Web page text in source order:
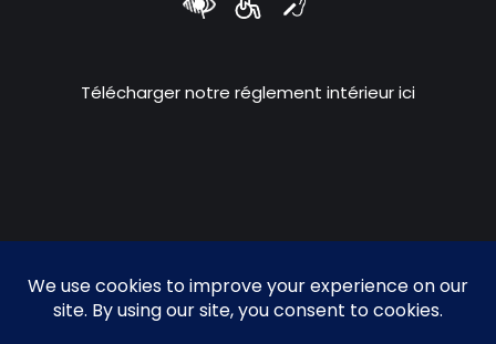
Télécharger notre réglement intérieur ici
Propulsé parPIDAXY
OPEFIVE